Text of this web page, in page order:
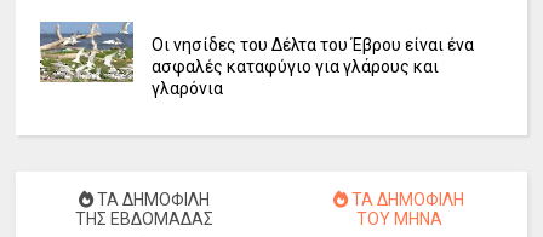
Οι νησίδες του Δέλτα του Έβρου είναι ένα
ασφαλές καταφύγιο για γλάρους και
γλαρόνια
ΤΑ ΔΗΜΟΦΙΛΗ
ΤΗΣ ΕΒΔΟΜΑΔΑΣ
ΤΑ ΔΗΜΟΦΙΛΗ
ΤΟΥ ΜΗΝΑ